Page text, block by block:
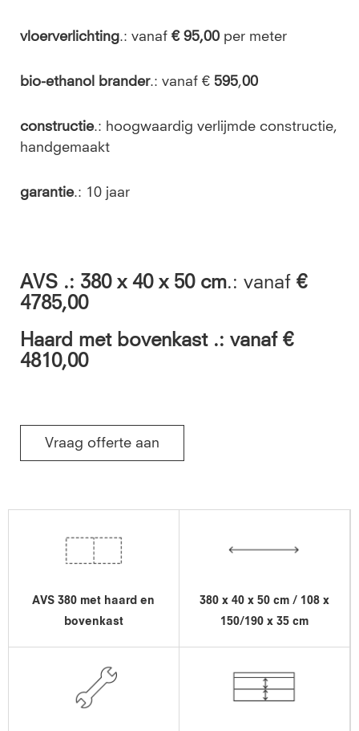
vloerverlichting.: vanaf € 95,00 per meter
bio-ethanol brander.: vanaf € 595,00
constructie.: hoogwaardig verlijmde constructie,
handgemaakt
garantie.: 10 jaar
AVS .: 380 x 40 x 50 cm.: vanaf €
4785,00
Haard met bovenkast .: vanaf €
4810,00
Vraag offerte aan
AVS 380 met haard en
bovenkast
380 x 40 x 50 cm / 108 x
150/190 x 35 cm